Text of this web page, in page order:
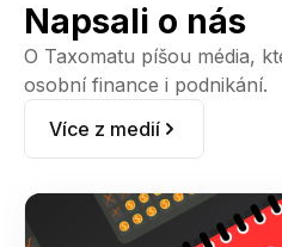
Napsali o nás
O Taxomatu píšou média,
osobní finance i podnikání.
Více z medií